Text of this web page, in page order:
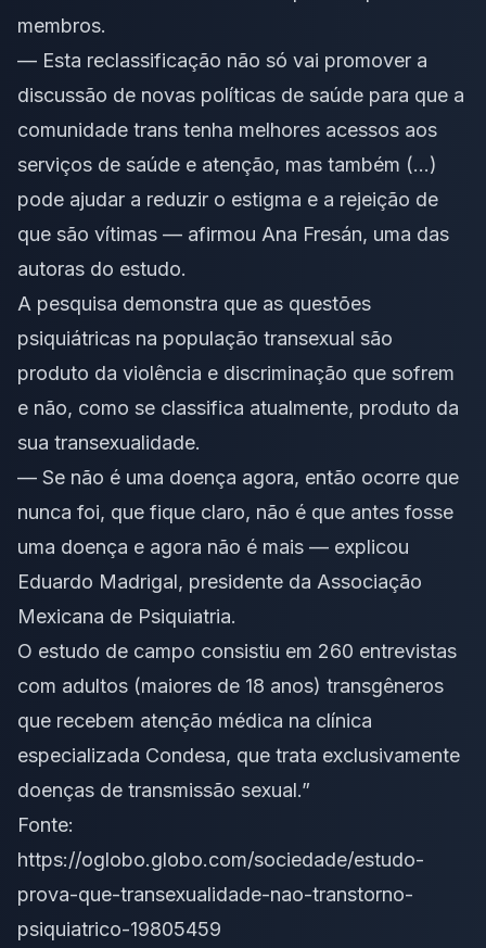
membros.
— Esta reclassificação não só vai promover a
discussão de novas políticas de saúde para que a
comunidade trans tenha melhores acessos aos
serviços de saúde e atenção, mas também (…)
pode ajudar a reduzir o estigma e a rejeição de
que são vítimas — afirmou Ana Fresán, uma das
autoras do estudo.
A pesquisa demonstra que as questões
psiquiátricas na população transexual são
produto da violência e discriminação que sofrem
e não, como se classifica atualmente, produto da
sua transexualidade.
— Se não é uma doença agora, então ocorre que
nunca foi, que fique claro, não é que antes fosse
uma doença e agora não é mais — explicou
Eduardo Madrigal, presidente da Associação
Mexicana de Psiquiatria.
O estudo de campo consistiu em 260 entrevistas
com adultos (maiores de 18 anos) transgêneros
que recebem atenção médica na clínica
especializada Condesa, que trata exclusivamente
doenças de transmissão sexual.”
Fonte:
https://oglobo.globo.com/sociedade/estudo-
prova-que-transexualidade-nao-transtorno-
psiquiatrico-19805459